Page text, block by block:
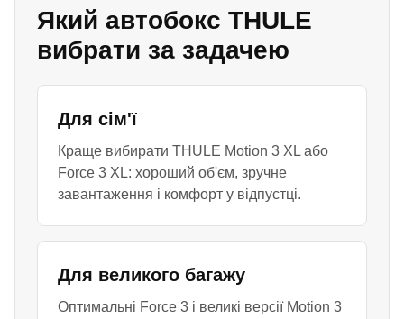
Який автобокс THULE
вибрати за задачею
Для сім'ї
Краще вибирати THULE Motion 3 XL або
Force 3 XL: хороший об'єм, зручне
завантаження і комфорт у відпустці.
Для великого багажу
Оптимальні Force 3 і великі версії Motion 3